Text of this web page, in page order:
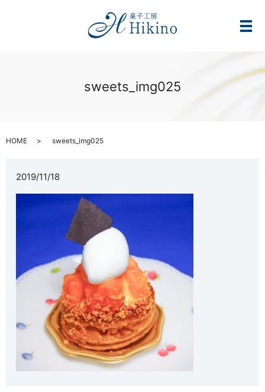
メ
sweets_img025
HOME sweets_img025
2019/11/18